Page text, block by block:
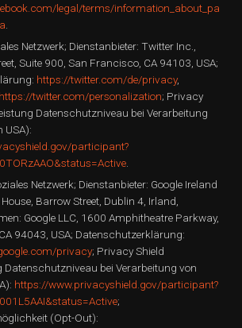
legal/terms/information_about_pa
Netzwerk; Dienstanbieter: Twitter Inc.,
Suite 900, San Francisco, CA 94103, USA;
https://twitter.com/de/privacy,
https://twitter.com/personalization; Privacy
Datenschutzniveau bei Verarbeitung
USA):
participant?
Netzwerk; Dienstanbieter: Google Ireland
Barrow Street, Dublin 4, Irland,
Google LLC, 1600 Amphitheatre Parkway,
94043, USA; Datenschutzerklärung:
privacy; Privacy Shield
Datenschutzniveau bei Verarbeitung von
https://www.privacyshield.gov/participant?
;
(Opt-Out):